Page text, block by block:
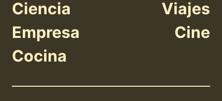
Ciencia
Empresa
Cocina
Viajes
Cine